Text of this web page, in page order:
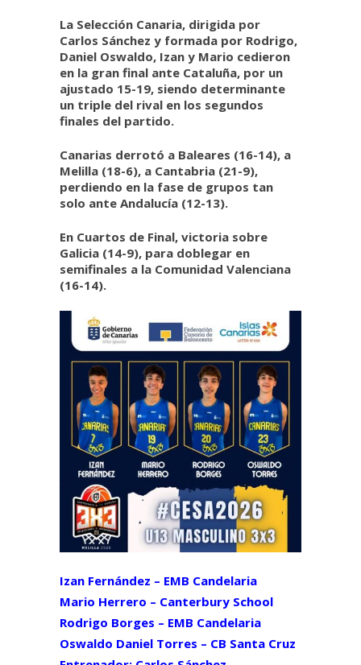
La Selección Canaria, dirigida por
Carlos Sánchez y formada por Rodrigo,
Daniel Oswaldo, Izan y Mario cedieron
en la gran final ante Cataluña, por un
ajustado 15-19, siendo determinante
un triple del rival en los segundos
finales del partido.
Canarias derrotó a Baleares (16-14), a
Melilla (18-6), a Cantabria (21-9),
perdiendo en la fase de grupos tan
solo ante Andalucía (12-13).
En Cuartos de Final, victoria sobre
Galicia (14-9), para doblegar en
semifinales a la Comunidad Valenciana
(16-14).
Izan Fernández – EMB Candelaria
Mario Herrero – Canterbury School
Rodrigo Borges – EMB Candelaria
Oswaldo Daniel Torres – CB Santa Cruz